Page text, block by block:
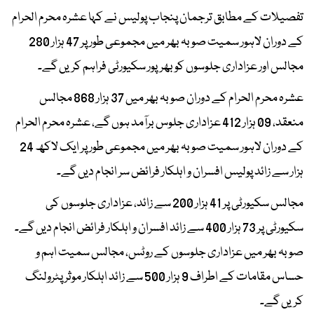
تفصیلات کے مطابق ترجمان پنجاب پولیس نے کہا عشرہ محرم الحرام
کے دوران لاہور سمیت صوبہ بھر میں مجموعی طور پر 47 ہزار 280
مجالس اور عزاداری جلوسوں کو بھرپور سکیورٹی فراہم کریں گے۔
عشرہ محرم الحرام کے دوران صوبہ بھر میں 37 ہزار 868 مجالس
منعقد، 09 ہزار 412 عزاداری جلوس برآمد ہوں گے، عشرہ محرم الحرام
کے دوران لاہور سمیت صوبہ بھر میں مجموعی طور پر ایک لاکھ 24
ہزار سے زائد پولیس افسران و اہلکار فرائض سر انجام دیں گے۔
مجالس سکیورٹی پر 41 ہزار 200 سے زائد، عزاداری جلوسوں کی
سکیورٹی پر 73 ہزار 400 سے زائد افسران و اہلکار فرائض انجام دیں گے۔
صوبہ بھر میں عزاداری جلوسوں کے روٹس، مجالس سمیت اہم و
حساس مقامات کے اطراف 9 ہزار 500 سے زائد اہلکار موثر پٹرولنگ
کریں گے۔